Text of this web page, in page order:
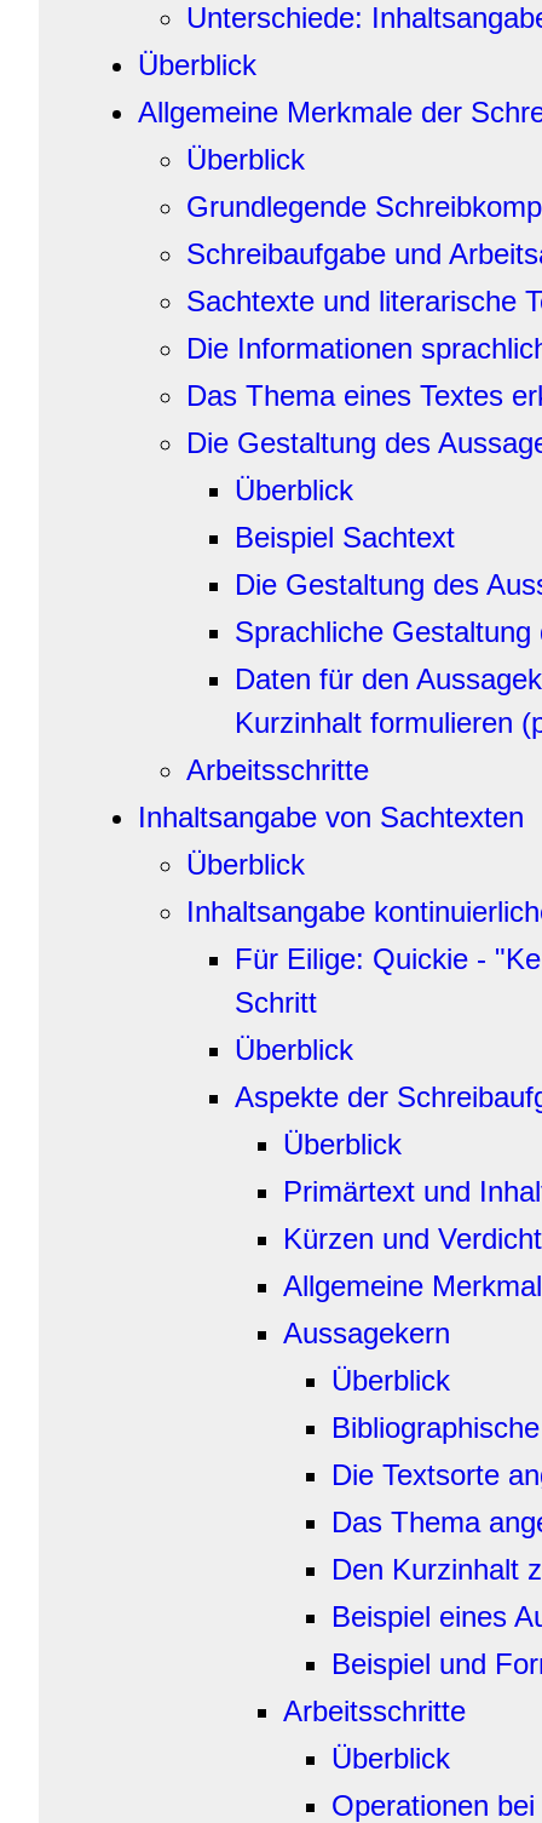
Unterschiede:
Überblick
Allgemeine Merkmale der
Überblick
Grundlegende
Schreibaufgabe und
Sachtexte und literarische
Die Informationen
Das Thema eines Textes
Die Gestaltung des
Überblick
Beispiel Sachtext
Die Gestaltung des
Sprachliche
Daten für den
Kurzinhalt formulieren
Arbeitsschritte
Inhaltsangabe von Sachtexten
Überblick
Inhaltsangabe
Für Eilige: Quickie -
Schritt
Überblick
Aspekte der
Überblick
Primärtext und
Kürzen und
Allgemeine
Aussagekern
Überblick
Die Textsorte
Das Thema
Den Kurzinhalt
Beispiel eines
Beispiel und
Arbeitsschritte
Überblick
Operationen